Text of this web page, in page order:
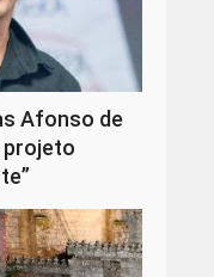
Afonso de
projeto